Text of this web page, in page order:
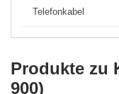
Telefonkabel
Produkte zu
900)